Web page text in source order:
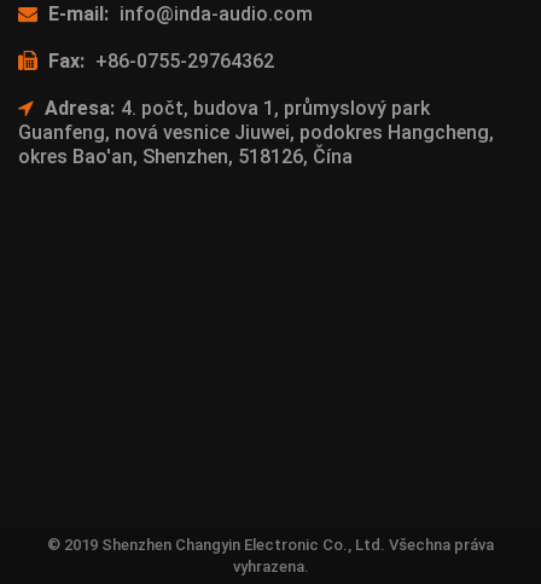
E-mail: info@inda-audio.com
Fax: +86-0755-29764362
Adresa: 4. počt, budova 1, průmyslový park
Guanfeng, nová vesnice Jiuwei, podokres Hangcheng,
okres Bao'an, Shenzhen, 518126, Čína
© 2019 Shenzhen Changyin Electronic Co., Ltd. Všechna práva
vyhrazena.